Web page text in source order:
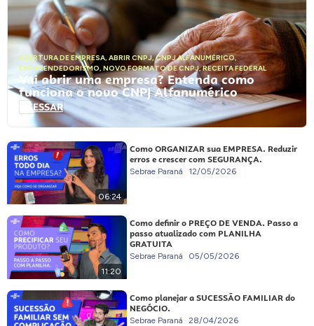
ABERTURA DE EMPRESA, ABRIR CNPJ,CNPJ ALFANUMÉRICO,
EMPREENDEDORISMO, NOVO FORMATO DE CNPJ,RECEITA FEDERAL
Vai abrir uma empresa? Entenda como
funciona o novo CNPJ Alfanumérico
ACESSAR
06:24
Como ORGANIZAR sua EMPRESA. Reduzir
erros e crescer com SEGURANÇA.
Sebrae Paraná 12/05/2026
11:20
Como definir o PREÇO DE VENDA. Passo a
passo atualizado com PLANILHA
GRATUITA
Sebrae Paraná 05/05/2026
Como planejar a SUCESSÃO FAMILIAR do
NEGÓCIO.
Sebrae Paraná 28/04/2026